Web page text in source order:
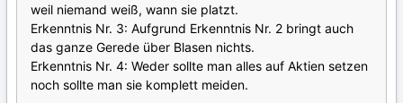
weil niemand weiß, wann sie platzt.
Erkenntnis Nr. 3: Aufgrund Erkenntnis Nr. 2 bringt auch
das ganze Gerede über Blasen nichts.
Erkenntnis Nr. 4: Weder sollte man alles auf Aktien setzen
noch sollte man sie komplett meiden.